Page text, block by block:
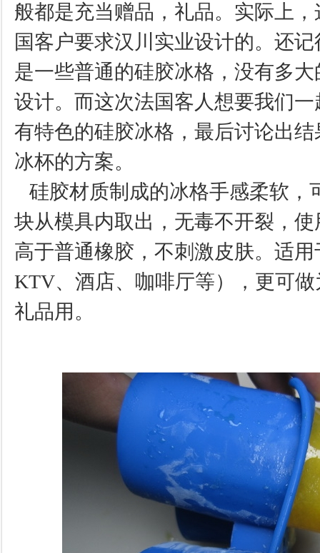
般都是充当赠品，礼品。实际上
国客户要求汉川实业设计的。还
是一些普通的硅胶冰格，没有多
设计。而这次法国客人想要我们
有特色的硅胶冰格，最后讨论出
冰杯的方案。
硅胶材质制成的冰格手感柔软，
块从模具内取出，无毒不开裂，
高于普通橡胶，不刺激皮肤。适
KTV、酒店、咖啡厅等），更可
礼品用。